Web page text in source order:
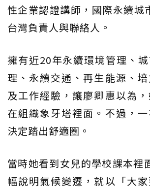
性企業認證講師，國際永續城
台灣負責人與聯絡人。
擁有近20年永續環境管理、
理、永續交通、再生能源、
及工作經驗，讓廖卿惠以為
在組織象牙塔裡面。不過，
決定踏出舒適圈。
當時她看到女兒的學校課本裡
幅說明氣候變遷，就以「大家